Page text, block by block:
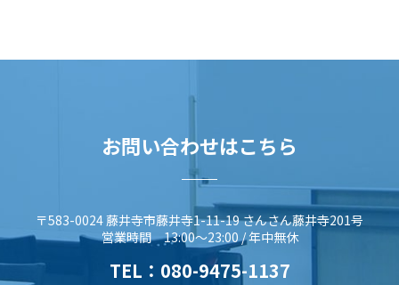
お問い合わせはこちら
〒583-0024 藤井寺市藤井寺1-11-19 さんさん藤井寺201号
営業時間 13:00～23:00 / 年中無休
TEL： 080-9475-1137